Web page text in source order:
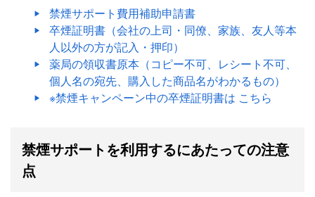
禁煙サポート費用補助申請書
卒煙証明書（会社の上司・同僚、家族、友人等本
人以外の方が記入・押印）
薬局の領収書原本（コピー不可、レシート不可、
個人名の宛先、購入した商品名がわかるもの）
※禁煙キャンペーン中の卒煙証明書は こちら
禁煙サポートを利用するにあたっての注意
点